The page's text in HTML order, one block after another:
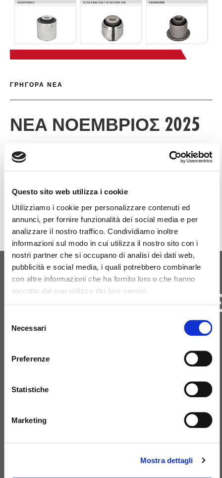
Questo sito web utilizza i cookie
Utilizziamo i cookie per personalizzare contenuti ed
annunci, per fornire funzionalità dei social media e per
analizzare il nostro traffico. Condividiamo inoltre
informazioni sul modo in cui utilizza il nostro sito con i
nostri partner che si occupano di analisi dei dati web,
pubblicità e social media, i quali potrebbero combinarle
con altre informazioni che ha fornito loro o che hanno
raccolto dal suo utilizzo dei loro servizi.
delNecessari
Preferenze
Statistiche
Marketing
Mostra dettagli
ΓΡΉΓΟΡΕΣ
ΓΡΗΓΟΡΑ ΝΕΑ
ΝΈΑ ΝΟΈΜΒΡΙΟΣ 2025
Ι ΦΕ
Λήψη
ΑΡΧΙΚΉ ΓΈΝΝΗΣΗ
ΜΑΖΙ ΜΑΣ
BIRTH@BIRTH.IT
SS APPIA KM 192.500 – 81052